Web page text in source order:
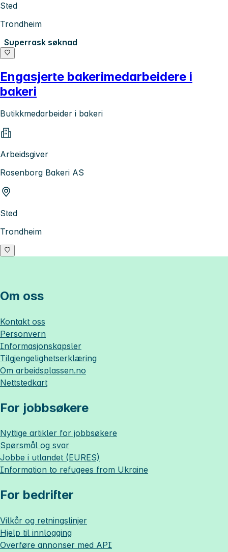
Sted
Trondheim
Superrask søknad
Engasjerte bakerimedarbeidere i
bakeri
Butikkmedarbeider i bakeri
Arbeidsgiver
Rosenborg Bakeri AS
Sted
Trondheim
Om oss
Kontakt oss
Personvern
Informasjonskapsler
Tilgjengelighetserklæring
Om arbeidsplassen.no
Nettstedkart
For jobbsøkere
Nyttige artikler for jobbsøkere
Spørsmål og svar
Jobbe i utlandet (EURES)
Information to refugees from Ukraine
For bedrifter
Vilkår og retningslinjer
Hjelp til innlogging
Overføre annonser med API